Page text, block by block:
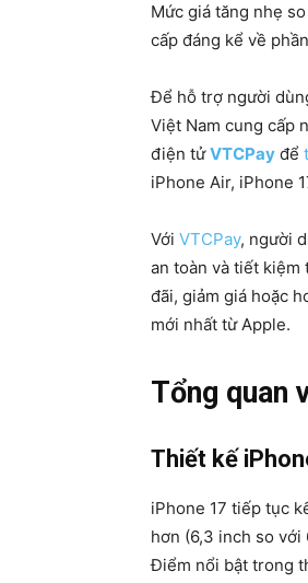
Mức giá tăng nhẹ
cấp đáng kể về
Để hỗ trợ người
Việt Nam cung cấp
điện tửVTCPay để
iPhone Air, iPhone
Với VTCPay, người
an toàn và tiết kiệm
đãi, giảm giá hoặc
mới nhất từ Apple.
Tổng quan
Thiết kế
iPhone 17 tiếp tục
hơn (6,3 inch so với
Điểm nổi bật trong